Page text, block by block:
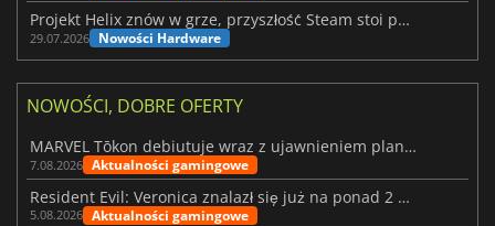
Projekt Helix znów w grze, przyszłość Steam stoi pod znakiem zapytania
29.07.2026 Nowości Hardware
NOWOŚCI, DOBRE OFERTY
MARVEL Tōkon debiutuje wraz z ujawnieniem planu rozwoju na pierwszy rok
7.08.2026 Aktualności gamingowe
Resident Evil: Veronica znalazł się już na ponad 2 milionach list życzeń
5.08.2026 Aktualności gamingowe